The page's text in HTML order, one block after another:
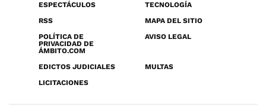
ESPECTÁCULOS
TECNOLOGÍA
RSS
MAPA DEL SITIO
POLÍTICA DE
PRIVACIDAD DE
ÁMBITO.COM
AVISO LEGAL
EDICTOS JUDICIALES
MULTAS
LICITACIONES